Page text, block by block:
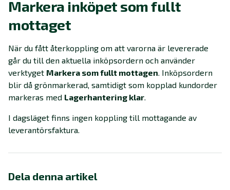
Markera inköpet som fullt
mottaget
När du fått återkoppling om att varorna är levererade
går du till den aktuella inköpsordern och använder
verktyget Markera som fullt mottagen. Inköpsordern
blir då grönmarkerad, samtidigt som kopplad kundorder
markeras med Lagerhantering klar.
I dagsläget finns ingen koppling till mottagande av
leverantörsfaktura.
Dela denna artikel